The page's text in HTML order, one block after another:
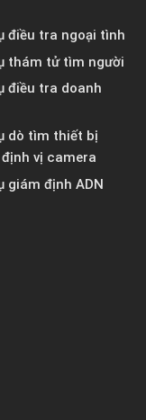
điều tra ngoại tình
thám tử tìm người
điều tra doanh
dò tìm thiết bị
vị camera
giám định ADN